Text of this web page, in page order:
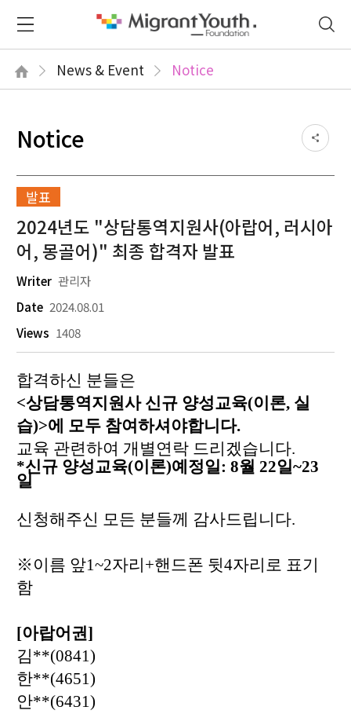
News & Event Notice
Notice
발표
2024년도 "상담통역지원사(아랍어, 러시아
어, 몽골어)" 최종 합격자 발표
Writer 관리자
Date 2024.08.01
Views 1408
합격하신 분들은
<상담통역지원사 신규 양성교육(이론, 실
습)>에 모두 참여하셔야합니다.
교육 관련하여 개별연락 드리겠습니다.
*신규 양성교육(이론)예정일: 8월22일~23
일
신청해주신 모든 분들께 감사드립니다.
※ 이름 앞1~2자리+핸드폰 뒷4자리로 표기
함
[아랍어권]
김**(0841)
한**(4651)
안**(6431)